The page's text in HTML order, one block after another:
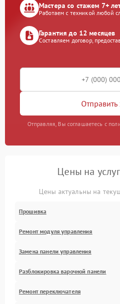
Мастера со стажем 7+
Работаем с техникой любой
Гарантия до 12 месяцев
Составляем договор,
Отправить
Отправляя, Вы соглашаетесь с
Цены на
Цены актуальны на
Прошивка
Ремонт модуля управления
Замена панели управления
Разблокировка варочной панели
Ремонт переключателя